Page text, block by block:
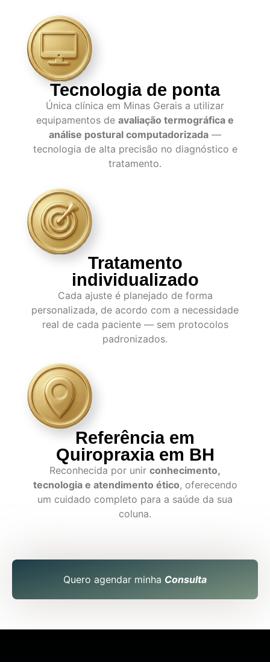
Tecnologia de ponta
Única clínica em Minas Gerais a utilizar
equipamentos de avaliação termográfica e
análise postural computadorizada —
tecnologia de alta precisão no diagnóstico e
tratamento.
Tratamento
individualizado
Cada ajuste é planejado de forma
personalizada, de acordo com a necessidade
real de cada paciente — sem protocolos
padronizados.
Referência em
Quiropraxia em BH
Reconhecida por unir conhecimento,
tecnologia e atendimento ético, oferecendo
um cuidado completo para a saúde da sua
coluna.
Quero agendar minha Consulta